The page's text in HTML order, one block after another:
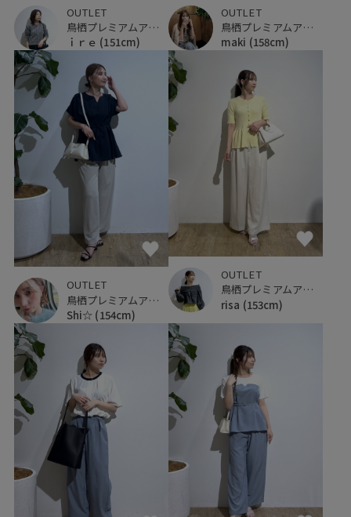
OUTLET
鳥栖プレミアムアウトレット
ｉｒｅ (151cm)
OUTLET
鳥栖プレミアムアウトレット
maki (158cm)
OUTLET
鳥栖プレミアムアウトレット
Shi☆ (154cm)
OUTLET
鳥栖プレミアムアウトレット
risa (153cm)